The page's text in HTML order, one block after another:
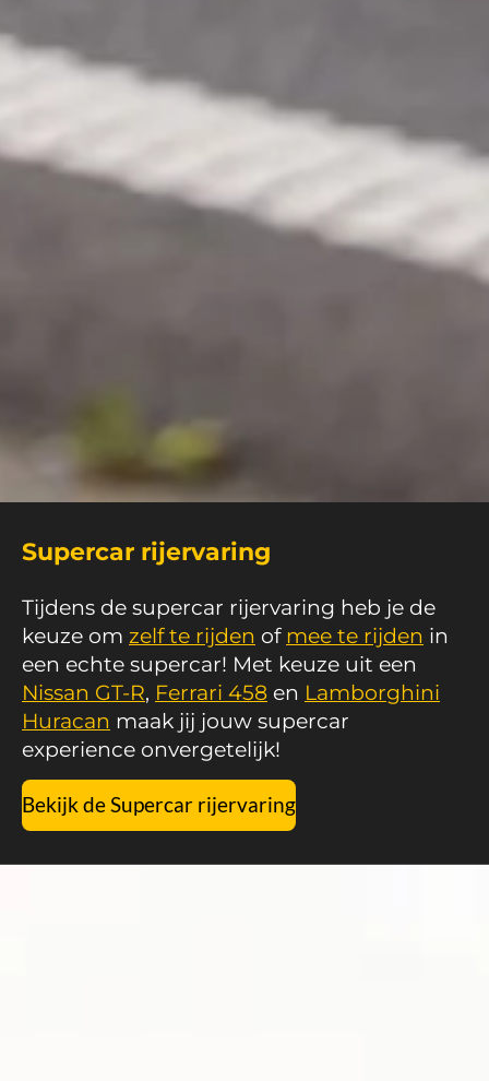
Supercar rijervaring
Tijdens de supercar rijervaring heb je de
keuze om zelf te rijden of mee te rijden in
een echte supercar! Met keuze uit een
Nissan GT-R, Ferrari 458 en Lamborghini
Huracan maak jij jouw supercar
experience onvergetelijk!
Bekijk de Supercar rijervaring